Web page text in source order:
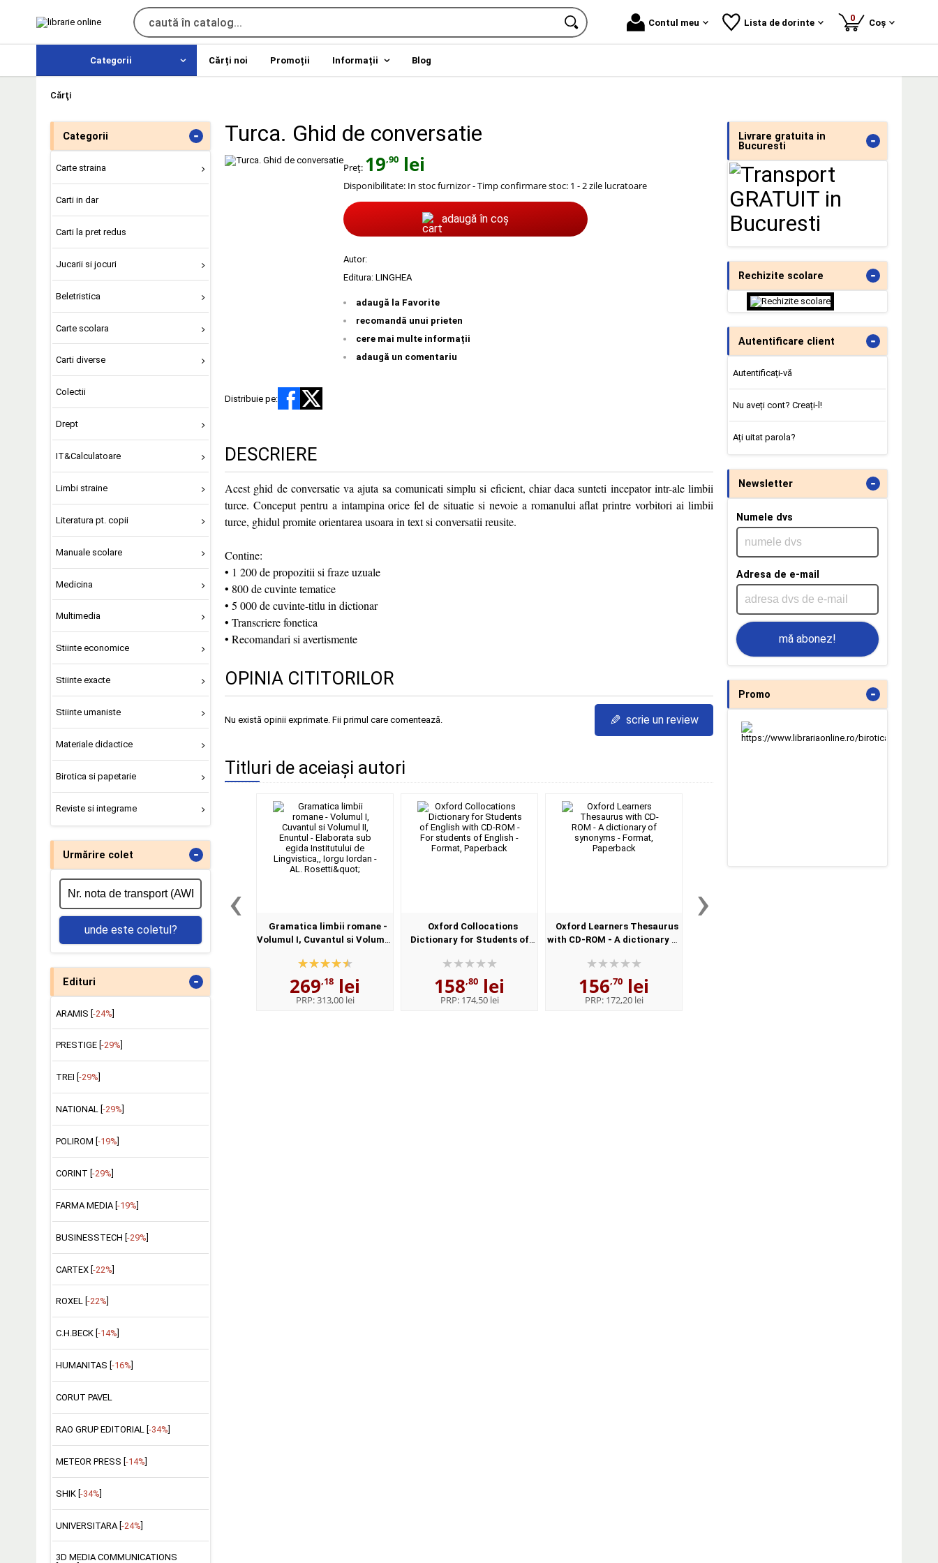
Contul meu Lista de dorinte 0produse
Coș
Categorii Cărți noi Promoții Informații Blog
Cărţi
Categorii -
Carte straina
Carti in dar
Carti la pret redus
Jucarii si jocuri
Beletristica
Carte scolara
Carti diverse
Colectii
Drept
IT&Calculatoare
Limbi straine
Literatura pt. copii
Manuale scolare
Medicina
Multimedia
Stiinte economice
Stiinte exacte
Stiinte umaniste
Materiale didactice
Birotica si papetarie
Reviste si integrame
Urmărire colet -
unde este coletul?
Edituri -
ARAMIS [-24%]
PRESTIGE [ -29%
TREI [ -29%
NATIONAL [ -29%
POLIROM [ -19%
CORINT [ -29%
FARMA MEDIA [ -19%
BUSINESSTECH [-29%]
CARTEX [-22%]
ROXEL [ -22%
C.H.BECK [ -14%
HUMANITAS [ -16%
CORUT PAVEL
RAO GRUP EDITORIAL [ -34%
METEOR PRESS [ -14%
SHIK [-34%]
UNIVERSITARA [-24%]
3D MEDIA COMMUNICATIONS
Turca. Ghid de conversatie
Preț: 19,90 lei
Disponibilitate: In stoc furnizor - Timp confirmare stoc: 1 - 2 zile lucratoare
adaugă în coș
Autor:
Editura: LINGHEA
adaugă la Favorite
recomandă unui prieten
cere mai multe informații
adaugă un comentariu
Distribuie pe:
DESCRIERE
Acest ghid de conversatie va ajuta sa comunicati simplu si eficient, chiar daca sunteti incepator intr-ale limbii
turce. Conceput pentru a intampina orice fel de situatie si nevoie a romanului aflat printre vorbitori ai limbii
turce, ghidul promite orientarea usoara in text si conversatii reusite.
Contine:
• 1 200 de propozitii si fraze uzuale
• 800 de cuvinte tematice
• 5 000 de cuvinte-titlu in dictionar
• Transcriere fonetica
• Recomandari si avertismente
OPINIA CITITORILOR
Nu există opinii exprimate. Fii primul care comentează. ✎ scrie un review
Titluri de aceiași autori
‹
Gramatica limbii romane -
Volumul I, Cuvantul si Volumul
egida Institutului de
Lingvistica,,...
269,18 lei
PRP:313,00 lei
Oxford Collocations
Dictionary for Students of
students of English - Format,
Paperback
158,80 lei
PRP: 174,50 lei
Oxford Learners Thesaurus
with CD-ROM - A dictionary of
Paperback
156,70 lei
PRP: 172,20 lei
›
Livrare gratuita in
Bucuresti
-
Rechizite scolare -
Autentificare client -
Autentificați-vă
Nu aveți cont? Creați-l!
Ați uitat parola?
Newsletter -
Numele dvs
Adresa de e-mail
mă abonez!
Promo -